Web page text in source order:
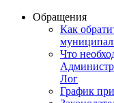
Обращения
Как
Что
Лог
График